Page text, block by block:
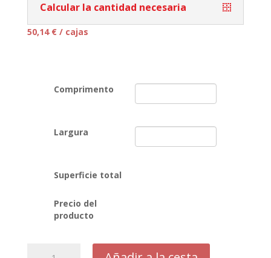
Calcular la cantidad necesaria
50,14 €/ cajas
Comprimento
Largura
Superficie total
Precio del
producto